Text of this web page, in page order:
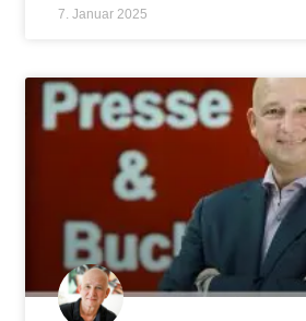
7. Januar 2025